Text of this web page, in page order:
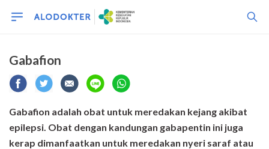
Gabafion
Gabafion adalah obat untuk meredakan kejang akibat
epilepsi. Obat dengan kandungan gabapentin ini juga
kerap dimanfaatkan untuk meredakan nyeri saraf atau